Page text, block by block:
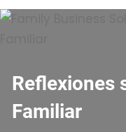
Reflexiones
Familiar